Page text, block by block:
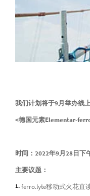
我们计划将于9月举办线
<德国元素Elementar-
时间：2022年9月28日下
主要议题：
ferro.lyte移动式火花直